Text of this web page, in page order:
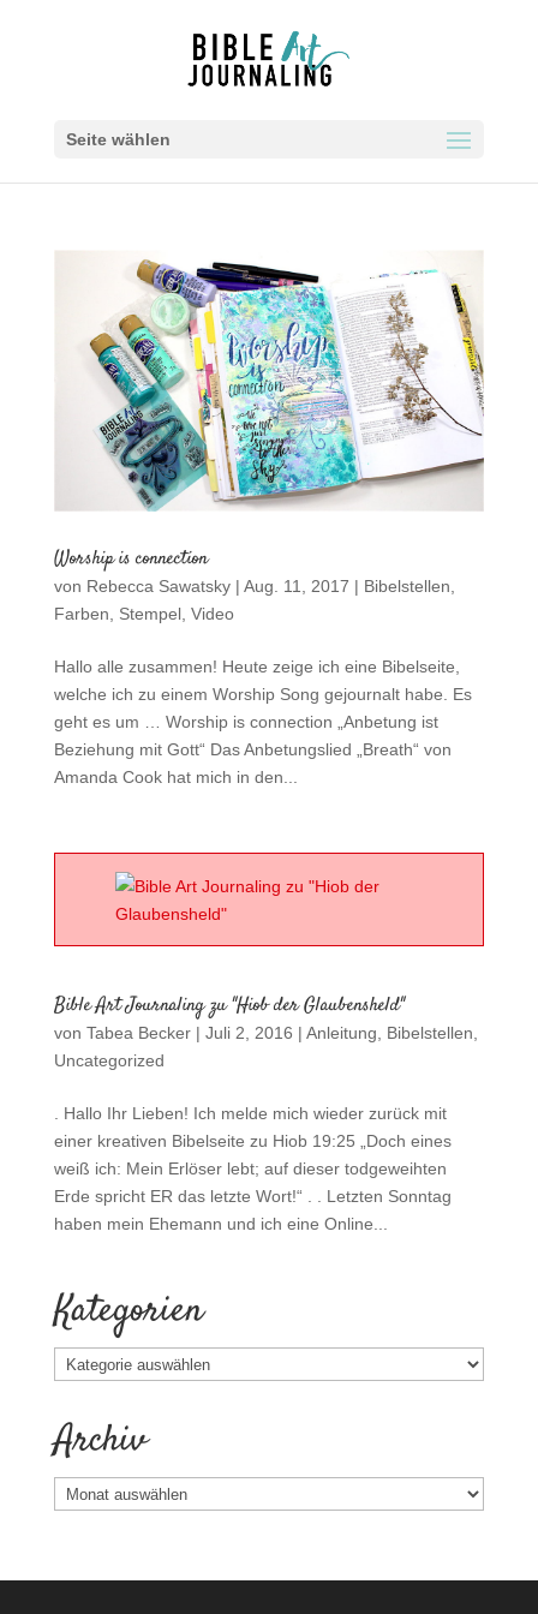
Seite wählen
Worship is connection
von Rebecca Sawatsky| Aug. 11, 2017 | Bibelstellen,
Farben, Stempel, Video
Hallo alle zusammen! Heute zeige ich eine Bibelseite,
welche ich zu einem Worship Song gejournalt habe. Es
geht es um … Worship is connection „Anbetung ist
Beziehung mit Gott“ Das Anbetungslied „Breath“ von
Amanda Cook hat mich in den...
Bible Art Journaling zu "Hiob der Glaubensheld"
von Tabea Becker| Juli 2, 2016 | Anleitung, Bibelstellen,
Uncategorized
. Hallo Ihr Lieben! Ich melde mich wieder zurück mit
einer kreativen Bibelseite zu Hiob 19:25 „Doch eines
weiß ich: Mein Erlöser lebt; auf dieser todgeweihten
Erde spricht ER das letzte Wort!“ . . Letzten Sonntag
haben mein Ehemann und ich eine Online...
Kategorien
Kategorien
Archiv
Archiv